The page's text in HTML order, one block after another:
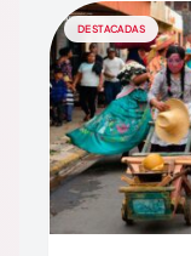
DESTACADAS